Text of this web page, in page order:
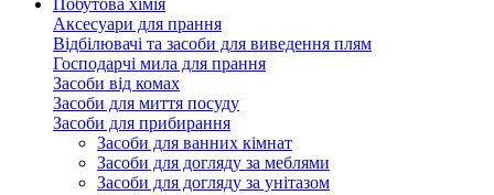
Побутова хімія
Аксесуари для прання
Відбілювачі та засоби для виведення плям
Господарчі мила для прання
Засоби від комах
Засоби для миття посуду
Засоби для прибирання
Засоби для ванних кімнат
Засоби для догляду за меблями
Засоби для догляду за унітазом